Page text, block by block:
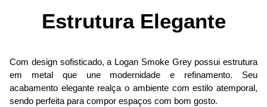
Estrutura Elegante
Com design sofisticado, a Logan Smoke Grey possui estrutura
em metal que une modernidade e refinamento. Seu
acabamento elegante realça o ambiente com estilo atemporal,
sendo perfeita para compor espaços com bom gosto.